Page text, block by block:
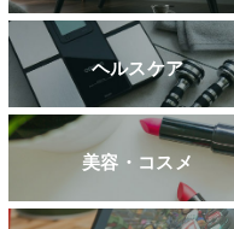
ヘルスケア
美容・コスメ